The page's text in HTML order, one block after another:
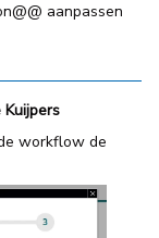
aanpassen
Kuijpers
workflow de